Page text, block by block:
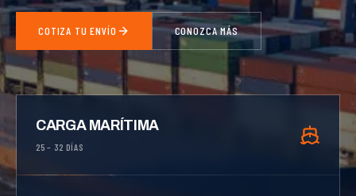
COTIZA TU ENVÍO CONOZCA MÁS
CARGA MARÍTIMA
25 – 32 DÍAS